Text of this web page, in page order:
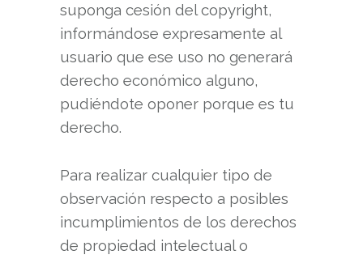
suponga cesión del copyright,
informándose expresamente al
usuario que ese uso no generará
derecho económico alguno,
pudiéndote oponer porque es tu
derecho.
Para realizar cualquier tipo de
observación respecto a posibles
incumplimientos de los derechos
de propiedad intelectual o